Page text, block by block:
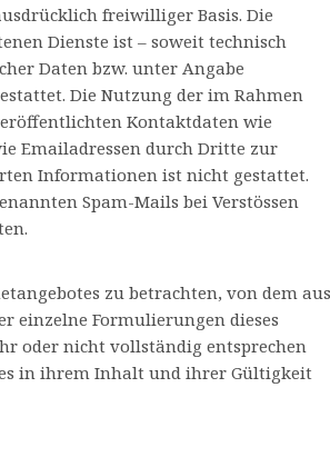
freiwilliger Basis. Die
Dienste ist – soweit technisch
Daten bzw. unter Angabe
Die Nutzung der im Rahmen
Kontaktdaten wie
Emailadressen durch Dritte zur
Informationen ist nicht gestattet.
Spam-Mails bei Verstössen
zu betrachten, von dem aus
einzelne Formulierungen dieses
oder nicht vollständig entsprechen
in ihrem Inhalt und ihrer Gültigkeit